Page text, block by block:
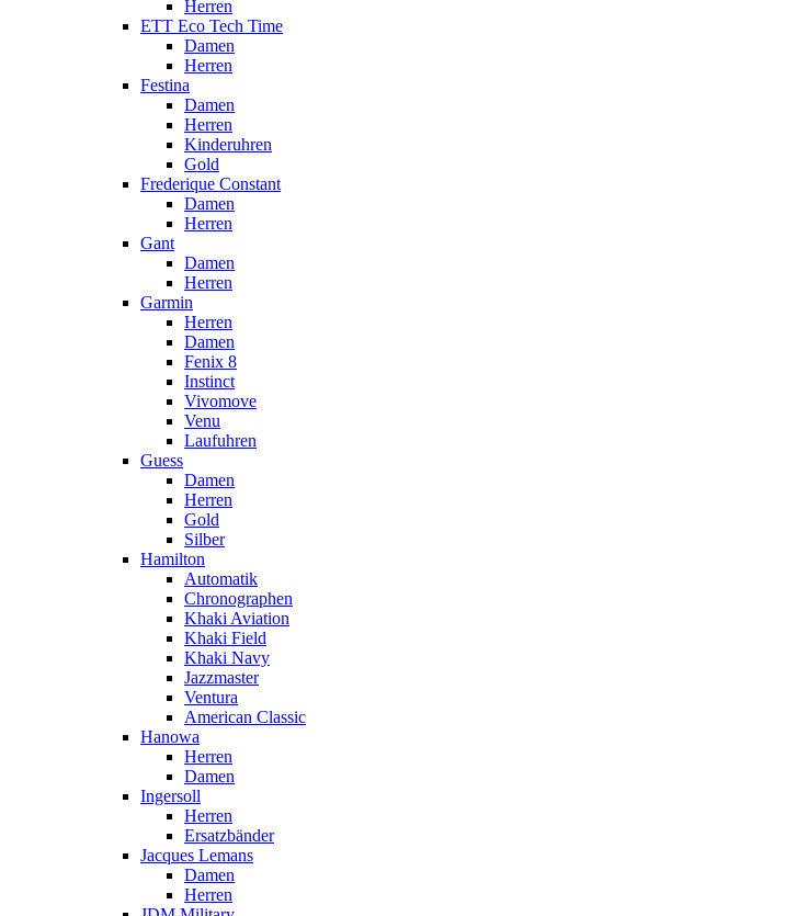
Herren
ETT Eco Tech Time
Damen
Herren
Festina
Damen
Herren
Kinderuhren
Gold
Frederique Constant
Damen
Herren
Gant
Damen
Herren
Garmin
Herren
Damen
Fenix 8
Instinct
Vivomove
Venu
Laufuhren
Guess
Damen
Herren
Gold
Silber
Hamilton
Automatik
Chronographen
Khaki Aviation
Khaki Field
Khaki Navy
Jazzmaster
Ventura
American Classic
Hanowa
Herren
Damen
Ingersoll
Herren
Ersatzbänder
Jacques Lemans
Damen
Herren